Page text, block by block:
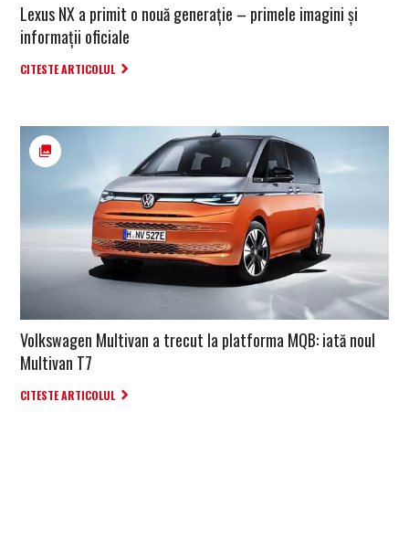
Lexus NX a primit o nouă generație – primele imagini și
informații oficiale
CITESTE ARTICOLUL
Volkswagen Multivan a trecut la platforma MQB: iată noul
Multivan T7
CITESTE ARTICOLUL